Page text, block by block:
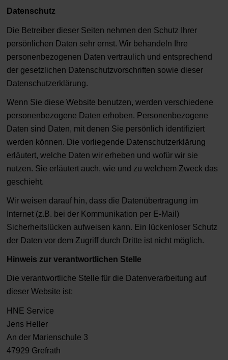
Datenschutz
Die Betreiber dieser Seiten nehmen den Schutz Ihrer
persönlichen Daten sehr ernst. Wir behandeln Ihre
personenbezogenen Daten vertraulich und entsprechend
der gesetzlichen Datenschutzvorschriften sowie dieser
Datenschutzerklärung.
Wenn Sie diese Website benutzen, werden verschiedene
personenbezogene Daten erhoben. Personenbezogene
Daten sind Daten, mit denen Sie persönlich identifiziert
werden können. Die vorliegende Datenschutzerklärung
erläutert, welche Daten wir erheben und wofür wir sie
nutzen. Sie erläutert auch, wie und zu welchem Zweck das
geschieht.
Wir weisen darauf hin, dass die Datenübertragung im
Internet (z.B. bei der Kommunikation per E-Mail)
Sicherheitslücken aufweisen kann. Ein lückenloser Schutz
der Daten vor dem Zugriff durch Dritte ist nicht möglich.
Hinweis zur verantwortlichen Stelle
Die verantwortliche Stelle für die Datenverarbeitung auf
dieser Website ist:
HNE Service
Jens Heller
An der Marienschule 3
47929 Grefrath